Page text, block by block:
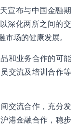
宣布与中国金融期
深化两所之间的交
场的健康发展。
和业务合作的可能
交流及培训合作等
交流合作，充分发
港金融合作，稳步